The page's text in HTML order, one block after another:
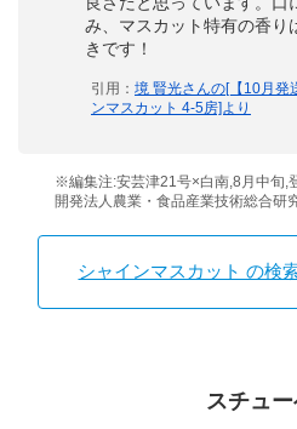
み、マスカット特有の香り
きです！
引用： 境 賢光さんの[【10月発
ンマスカット 4-5房]より
※編集注:安芸津21号×白南,8月中旬,
開発法人農業・食品産業技術総合研
シャインマスカット の検
スチュ